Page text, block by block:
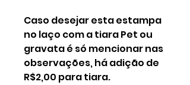
Caso desejar esta estampa
no laço com a tiara Pet ou
gravata é só mencionar nas
observações, há adição de
R$2,00 para tiara.